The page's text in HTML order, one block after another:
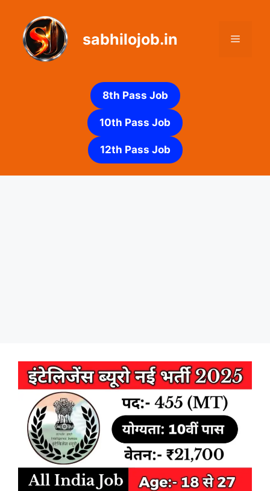
content
sabhilojob.in Menu
8th Pass Job
10th Pass Job
12th Pass Job